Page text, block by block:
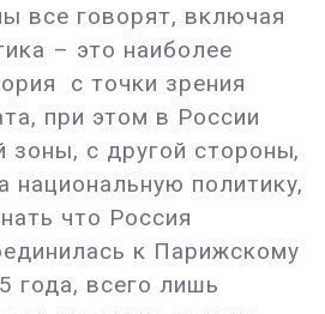
все говорят, включая
– это наиболее
с точки зрения
при этом в России
зоны, с другой стороны,
национальную политику,
что Россия
к Парижскому
года, всего лишь